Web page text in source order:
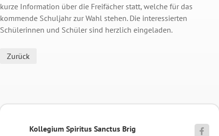
kurze Information über die Freifächer statt, welche für das
kommende Schuljahr zur Wahl stehen. Die interessierten
Schülerinnen und Schüler sind herzlich eingeladen.
Zurück
Kollegium Spiritus Sanctus Brig
